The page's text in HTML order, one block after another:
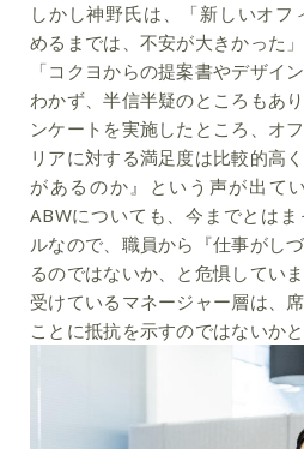
しかし神野氏は、「新しいオ
めるまでは、不安が大きかった」
「コクヨからの提案書やデザイ
わかず、半信半疑のところもあ
ンケートを実施したところ、オ
リアに対する満足度は比較的高
があるのか』という声が出て
ABWについても、今までとは
ルなので、職員から『仕事がし
るのではないか、と危惧してい
受けているマネージャー層は、
ことに抵抗を示すのではないか